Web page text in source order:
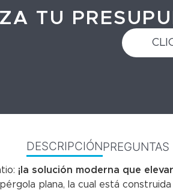
TU
DESCRIPCIÓN
¡la solución moderna que
plana, la cual está